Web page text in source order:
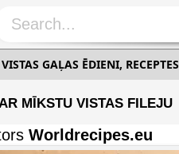
GAĻAS ĒDIENI, RECEPTES
MĪKSTU VISTAS FILEJU
Worldrecipes.eu